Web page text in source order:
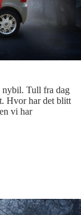
nybil. Tull fra dag
Hvor har det blitt
vi har